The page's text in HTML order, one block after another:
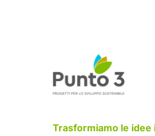
Trasformiamo le idee